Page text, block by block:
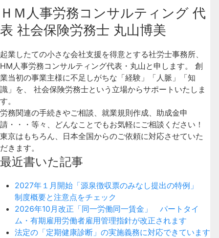
ＨＭ人事労務コンサルティング 代
表 社会保険労務士 丸山博美
起業したての小さな会社支援を得意とする社労士事務所、
HM人事労務コンサルティング代表・丸山と申します。 創
業当初の事業主様に不足しがちな「経験」「人脈」「知
識」を、 社会保険労務士という立場からサポートいたしま
す。
労務関連の手続きやご相談、就業規則作成、助成金申
請・・・等々、どんなことでもお気軽にご相談ください！
東京はもちろん、日本全国からのご依頼に対応させていた
だきます。
最近書いた記事
2027年１月開始「源泉徴収票のみなし提出の特例」
制度概要と注意点をチェック
2026年10月改正「同一労働同一賃金」 パートタイ
ム・有期雇用労働者雇用管理指針が改正されます
法定の「定期健康診断」の実施義務に対応できています